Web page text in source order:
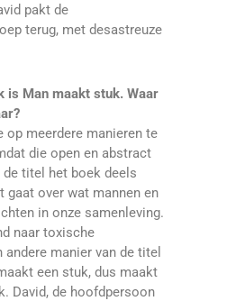
pakt de
terug, met desastreuze
is Man maakt stuk. Waar
op meerdere manieren te
die open en abstract
titel het boek deels
gaat over wat mannen en
in onze samenleving.
naar toxische
manier van de titel
een stuk, dus maakt
David, de hoofdpersoon